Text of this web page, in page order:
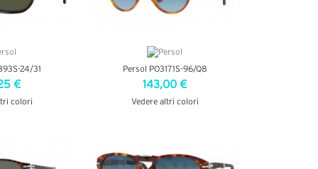
24/31
€
colori
Persol PO3171S-96/Q8
143,00 €
Vedere altri colori